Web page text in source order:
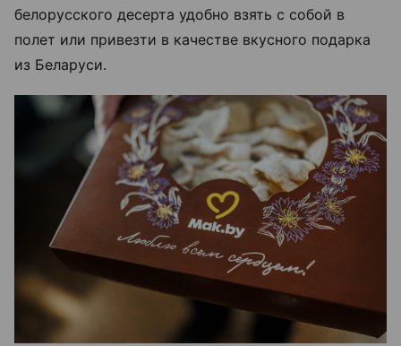
белорусского десерта удобно взять с собой в
полет или привезти в качестве вкусного подарка
из Беларуси.